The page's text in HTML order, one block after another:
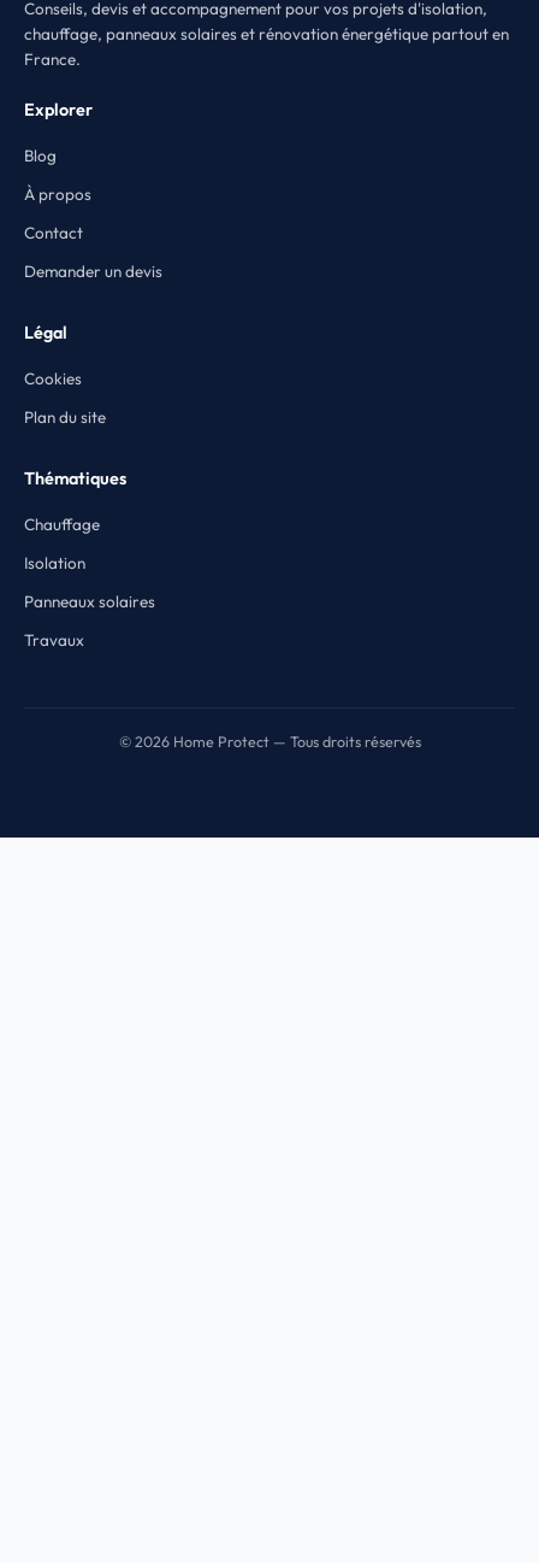
Conseils, devis et accompagnement pour vos projets d'isolation,
chauffage, panneaux solaires et rénovation énergétique partout en
France.
Explorer
Blog
À propos
Contact
Demander un devis
Légal
Cookies
Plan du site
Thématiques
Chauffage
Isolation
Panneaux solaires
Travaux
© 2026 Home Protect — Tous droits réservés